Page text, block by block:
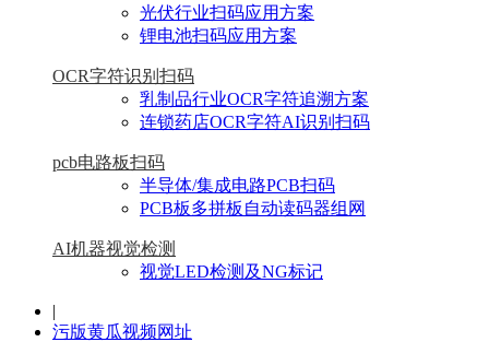
光伏行业扫码应用方案
锂电池扫码应用方案
OCR字符识别扫码
乳制品行业OCR字符追溯方案
连锁药店OCR字符AI识别扫码
pcb电路板扫码
半导体/集成电路PCB扫码
PCB板多拼板自动读码器组网
AI机器视觉检测
视觉LED检测及NG标记
|
污版黄瓜视频网址